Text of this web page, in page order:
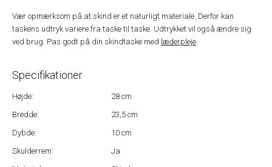
Vær opmærksom på at skind er et naturligt materiale. Derfor kan
taskens udtryk variere fra taske til taske. Udtrykket vil også ændre sig
ved brug. Pas godt på din skindtaske med læderpleje.
Specifikationer
Højde:
28 cm
Bredde:
23,5 cm
Dybde:
10 cm
Skulderrem:
Ja